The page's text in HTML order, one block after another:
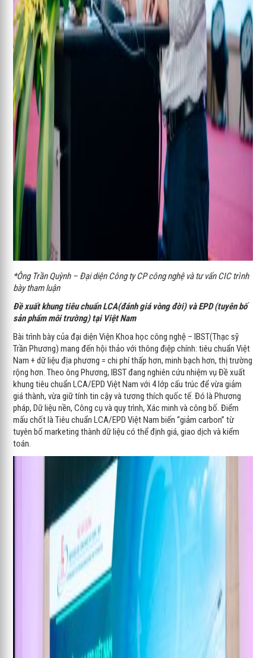
*Ông Trần Quỳnh – Đại diện Công ty CP công nghệ và tư vấn CIC trình
bày tham luận
Đề xuất khung tiêu chuẩn LCA(đánh giá vòng đời) và EPD (tuyên bố
sản phẩm môi trường) tại Việt Nam
Bài trình bày của đại diện Viện Khoa học công nghệ – IBST(Thạc sỹ
Trần Phương) mang đến hội thảo với thông điệp chính: tiêu chuẩn Việt
Nam + dữ liệu địa phương = chi phí thấp hơn, minh bạch hơn, thị trường
rộng hơn. Theo ông Phương, IBST đang nghiên cứu nhiệm vụ Đề xuất
khung tiêu chuẩn LCA/EPD Việt Nam với 4 lớp cấu trúc để vừa giảm
giá thành, vừa giữ tính tin cậy và tương thích quốc tế. Đó là Phương
pháp, Dữ liệu nền, Công cụ và quy trình, Xác minh và công bố. Điểm
mấu chốt là Tiêu chuẩn LCA/EPD Việt Nam biến “giảm carbon” từ
tuyên bố marketing thành dữ liệu có thể định giá, giao dịch và kiểm
toán.